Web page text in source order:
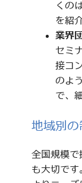
くの
を紹
業界
セミ
接コ
のよ
で、
地域別の
全国規模で
も大切です